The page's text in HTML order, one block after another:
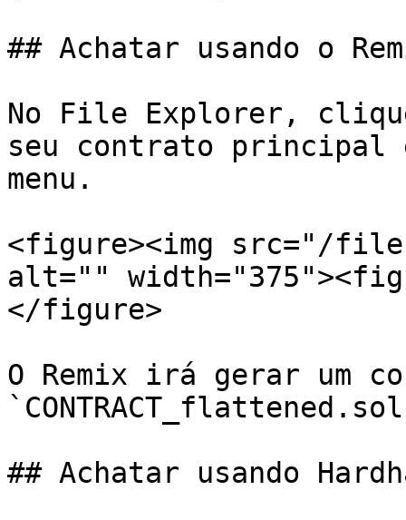
## Achatar usando o
No File Explorer,
seu contrato principal
menu.
<figure><img src="/
alt=""
</figure>
O Remix irá gerar um
## Achatar usando